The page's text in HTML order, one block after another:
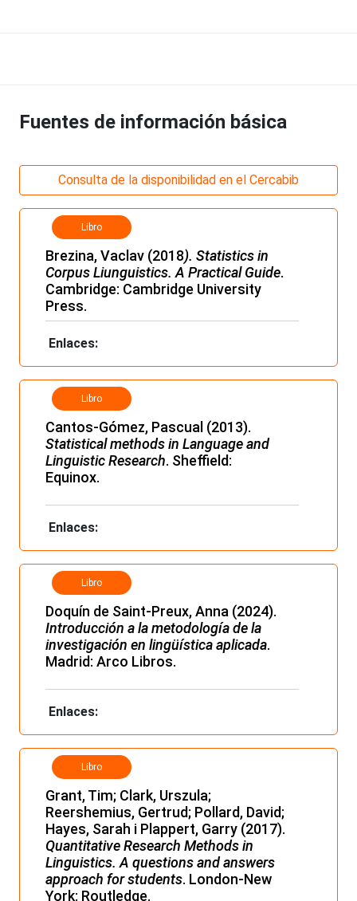
Fuentes de información básica
Consulta de la disponibilidad en el Cercabib
Libro
Brezina, Vaclav (2018). Statistics in
Corpus Liunguistics. A Practical Guide.
Cambridge: Cambridge University
Press.
Enlaces:
Libro
Cantos-Gómez, Pascual (2013).
Statistical methods in Language and
Linguistic Research. Sheffield:
Equinox.
Enlaces:
Libro
Doquín de Saint-Preux, Anna (2024).
Introducción a la metodología de la
investigación en lingüística aplicada.
Madrid: Arco Libros.
Enlaces:
Libro
Grant, Tim; Clark, Urszula;
Reershemius, Gertrud; Pollard, David;
Hayes, Sarah i Plappert, Garry (2017).
Quantitative Research Methods in
Linguistics. A questions and answers
approach for students. London-New
York: Routledge.